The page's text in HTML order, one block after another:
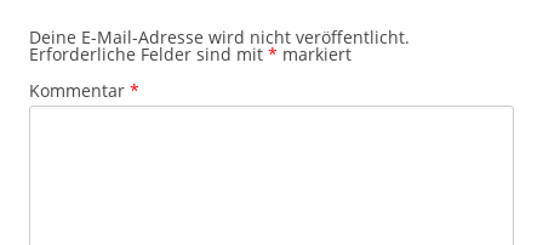
Deine E-Mail-Adresse wird nicht veröffentlicht.
Erforderliche Felder sind mit * markiert
Kommentar *